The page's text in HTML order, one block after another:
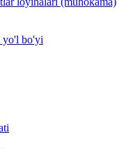
yo'l bo'yi